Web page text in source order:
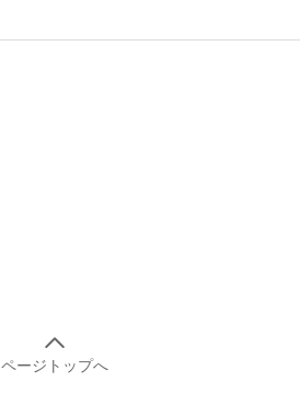
ページトップへ